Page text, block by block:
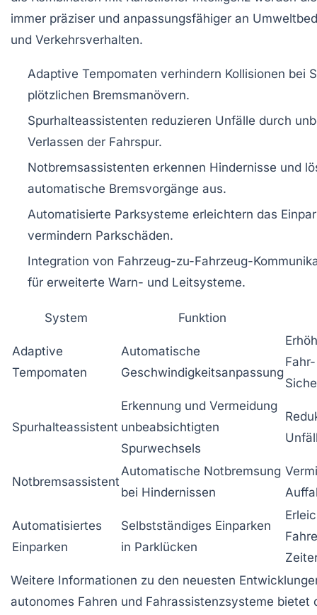
immer präziser und anpassungsfähiger an
und Verkehrsverhalten.
Adaptive Tempomaten verhindern Kollisionen bei
plötzlichen Bremsmanövern.
Spurhalteassistenten reduzieren Unfälle durch
Verlassen der Fahrspur.
Notbremsassistenten erkennen Hindernisse und
automatische Bremsvorgänge aus.
Automatisierte Parksysteme erleichtern das
vermindern Parkschäden.
Integration von Fahrzeug-zu-Fahrzeug-
für erweiterte Warn- und Leitsysteme.
System Funktion
Adaptive
Tempomaten
Automatische
Geschwindigkeitsanpassung
Spurhalteassistent
Erkennung und Vermeidung
unbeabsichtigten
Spurwechsels
Notbremsassistent
Automatische Notbremsung
bei Hindernissen
Automatisiertes
Einparken
Selbstständiges Einparken
in Parklücken
Weitere Informationen zu den neuesten
autonomes Fahren und Fahrassistenzsysteme bietet